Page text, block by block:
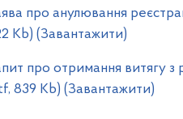
про анулювання
Kb) (Завантажити)
про отримання витягу
839 Kb) (Завантажити)